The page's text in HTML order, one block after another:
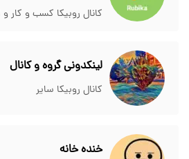
کانال روبیکا کسب و کار و
لینکدونی گروه و کانال
کانال روبیکا سایر
خنده خانه